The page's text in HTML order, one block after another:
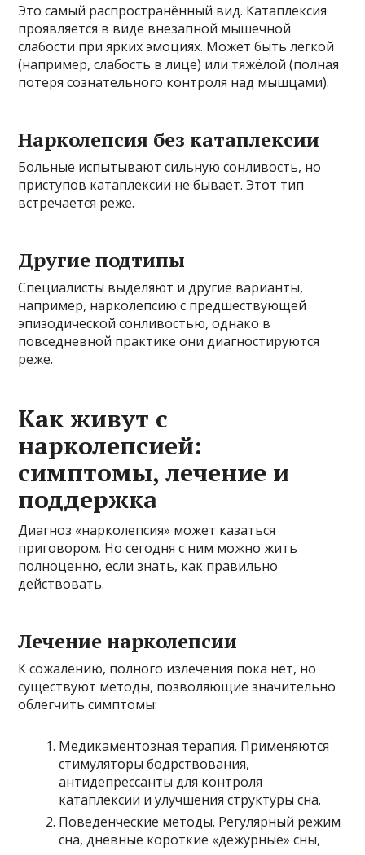
Это самый распространённый вид. Катаплексия
проявляется в виде внезапной мышечной
слабости при ярких эмоциях. Может быть лёгкой
(например, слабость в лице) или тяжёлой (полная
потеря сознательного контроля над мышцами).
Нарколепсия без катаплексии
Больные испытывают сильную сонливость, но
приступов катаплексии не бывает. Этот тип
встречается реже.
Другие подтипы
Специалисты выделяют и другие варианты,
например, нарколепсию с предшествующей
эпизодической сонливостью, однако в
повседневной практике они диагностируются
реже.
Как живут с
нарколепсией:
симптомы, лечение и
поддержка
Диагноз «нарколепсия» может казаться
приговором. Но сегодня с ним можно жить
полноценно, если знать, как правильно
действовать.
Лечение нарколепсии
К сожалению, полного излечения пока нет, но
существуют методы, позволяющие значительно
облегчить симптомы:
Медикаментозная терапия. Применяются
стимуляторы бодрствования,
антидепрессанты для контроля
катаплексии и улучшения структуры сна.
Поведенческие методы. Регулярный режим
сна, дневные короткие «дежурные» сны,